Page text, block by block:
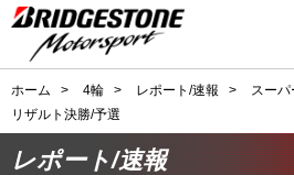
ホーム > 4輪 > レポート/速報 > スー
リザルト決勝/予選
レポート/速報